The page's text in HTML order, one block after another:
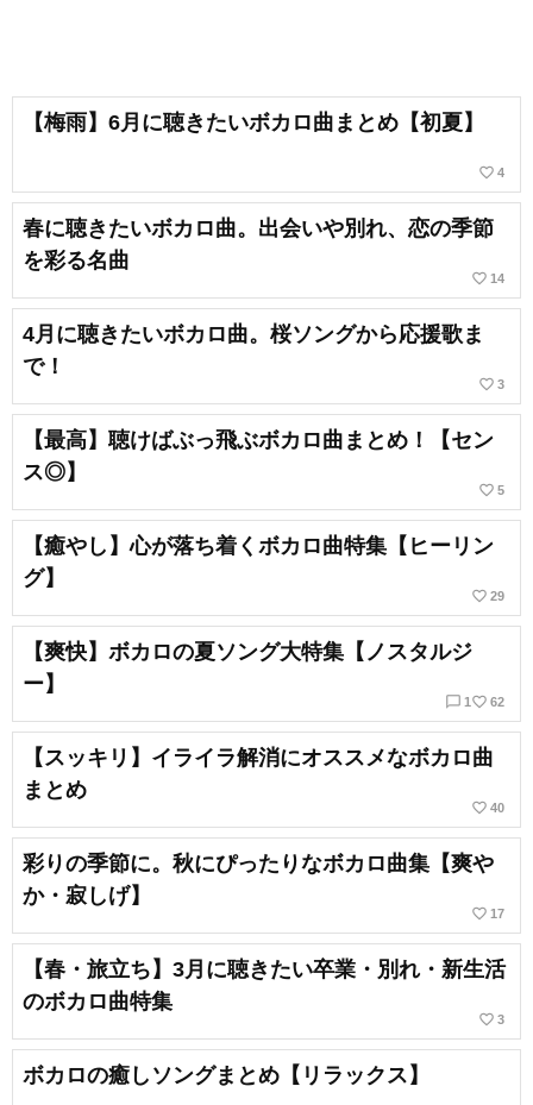
【梅雨】6月に聴きたいボカロ曲まとめ【初夏】
favorite_border 4
春に聴きたいボカロ曲。出会いや別れ、恋の季節
を彩る名曲
favorite_border 14
4月に聴きたいボカロ曲。桜ソングから応援歌ま
で！
favorite_border 3
【最高】聴けばぶっ飛ぶボカロ曲まとめ！【セン
ス◎】
favorite_border 5
【癒やし】心が落ち着くボカロ曲特集【ヒーリン
グ】
favorite_border 29
【爽快】ボカロの夏ソング大特集【ノスタルジ
ー】
chat_bubble_outline 1 favorite_border 62
【スッキリ】イライラ解消にオススメなボカロ曲
まとめ
favorite_border 40
彩りの季節に。秋にぴったりなボカロ曲集【爽や
か・寂しげ】
favorite_border 17
【春・旅立ち】3月に聴きたい卒業・別れ・新生活
のボカロ曲特集
favorite_border 3
ボカロの癒しソングまとめ【リラックス】